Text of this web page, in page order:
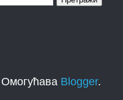
Blogger.